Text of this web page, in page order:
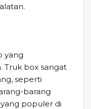
yang
Truk box sangat
seperti
barang
populer di